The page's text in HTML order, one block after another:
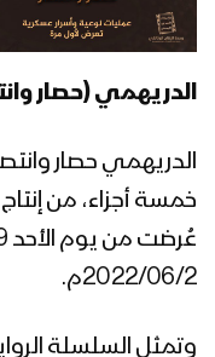
الدريهمي (حصار
الدريهمي حصار